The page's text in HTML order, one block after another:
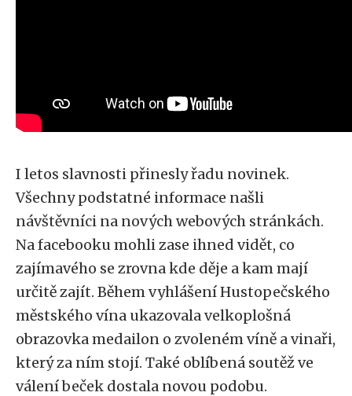
I letos slavnosti přinesly řadu novinek.
Všechny podstatné informace našli
návštěvníci na nových webových stránkách.
Na facebooku mohli zase ihned vidět, co
zajímavého se zrovna kde děje a kam mají
určitě zajít. Během vyhlášení Hustopečského
městského vína ukazovala velkoplošná
obrazovka medailon o zvoleném víně a vinaři,
který za ním stojí. Také oblíbená soutěž ve
válení beček dostala novou podobu.